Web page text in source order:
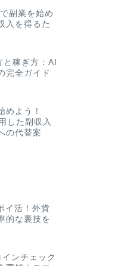
副業を始め
入を得るた
と稼ぎ方：AI
完全ガイド
めよう！
した副収入
の代替案
イ活！外貨
的な裏技を
インチェック